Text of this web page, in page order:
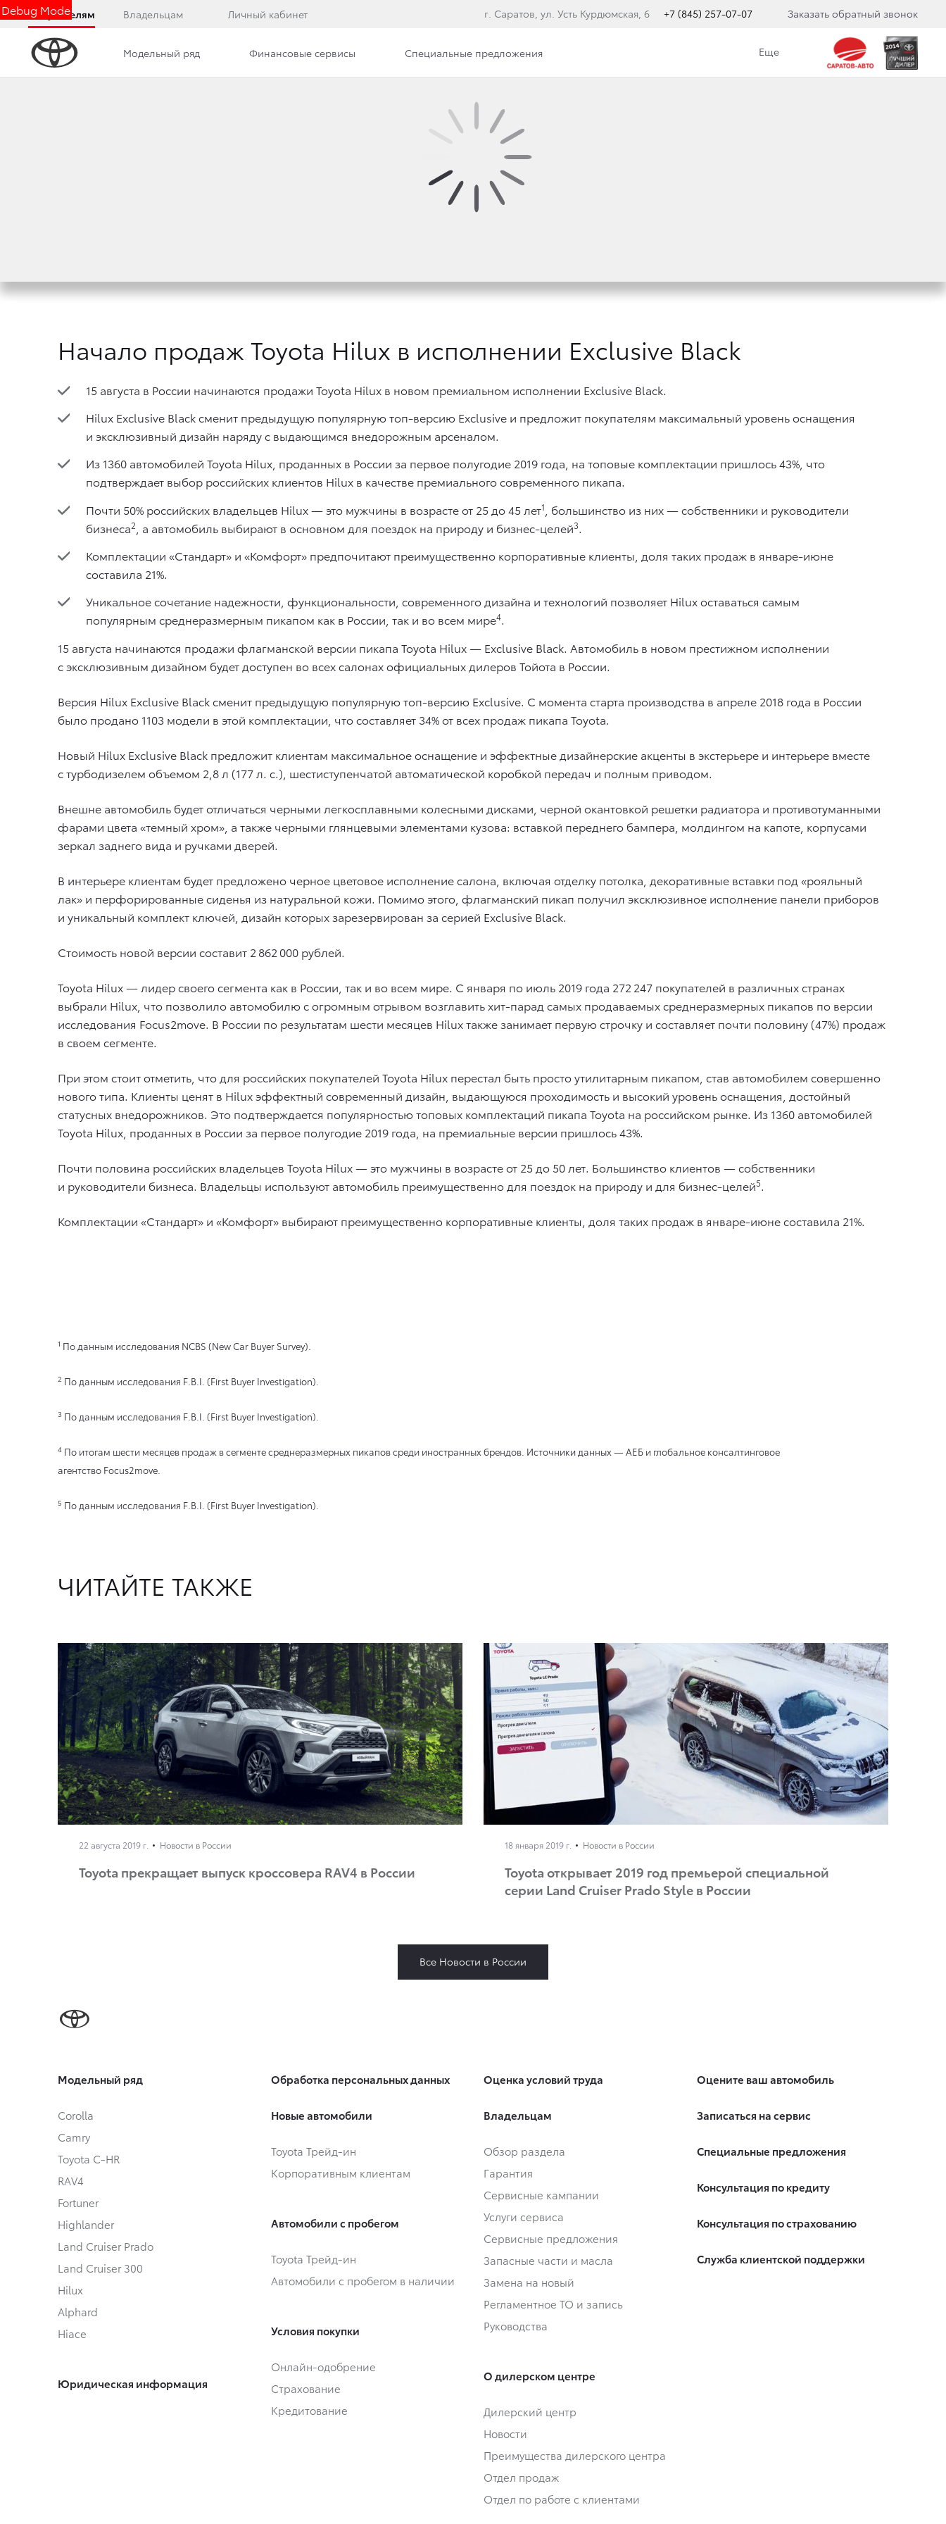
Debug Mode
Покупателям Владельцам Личный кабинет г. Саратов, ул. Усть Курдюмская, 6 +7 (845) 257-07-07 Заказать обратный звонок
Модельный ряд Финансовые сервисы Специальные предложения Еще
TOYOTA НАЧИНАЕТ ПРОДАЖИ ВОСТРЕБОВАННОЙ
ПРЕМИАЛЬНОЙ ВЕРСИИ HILUX EXCLUSIVE BLACK
Начало продаж Toyota Hilux в исполнении Exclusive Black
15 августа в России начинаются продажи Toyota Hilux в новом премиальном исполнении Exclusive Black.
Hilux Exclusive Black сменит предыдущую популярную топ-версию Exclusive и предложит покупателям максимальный уровень оснащения
и эксклюзивный дизайн наряду с выдающимся внедорожным арсеналом.
Из 1360 автомобилей Toyota Hilux, проданных в России за первое полугодие 2019 года, на топовые комплектации пришлось 43%, что
подтверждает выбор российских клиентов Hilux в качестве премиального современного пикапа.
Почти 50% российских владельцев Hilux — это мужчины в возрасте от 25 до 45 лет1
, большинство из них — собственники и руководители
бизнеса2 , а автомобиль выбирают в основном для поездок на природу и бизнес-целей3.
Комплектации «Стандарт» и «Комфорт» предпочитают преимущественно корпоративные клиенты, доля таких продаж в январе-июне
составила 21%.
Уникальное сочетание надежности, функциональности, современного дизайна и технологий позволяет Hilux оставаться самым
популярным среднеразмерным пикапом как в России, так и во всем мире4.
15 августа начинаются продажи флагманской версии пикапа Toyota Hilux — Exclusive Black. Автомобиль в новом престижном исполнении
с эксклюзивным дизайном будет доступен во всех салонах официальных дилеров Тойота в России.
Версия Hilux Exclusive Black сменит предыдущую популярную топ-версию Exclusive. С момента старта производства в апреле 2018 года в России
было продано 1103 модели в этой комплектации, что составляет 34% от всех продаж пикапа Toyota.
Новый Hilux Exclusive Black предложит клиентам максимальное оснащение и эффектные дизайнерские акценты в экстерьере и интерьере вместе
с турбодизелем объемом 2,8 л (177 л. с.), шестиступенчатой автоматической коробкой передач и полным приводом.
Внешне автомобиль будет отличаться черными легкосплавными колесными дисками, черной окантовкой решетки радиатора и противотуманными
фарами цвета «темный хром», а также черными глянцевыми элементами кузова: вставкой переднего бампера, молдингом на капоте, корпусами
зеркал заднего вида и ручками дверей.
В интерьере клиентам будет предложено черное цветовое исполнение салона, включая отделку потолка, декоративные вставки под «рояльный
лак» и перфорированные сиденья из натуральной кожи. Помимо этого, флагманский пикап получил эксклюзивное исполнение панели приборов
и уникальный комплект ключей, дизайн которых зарезервирован за серией Exclusive Black.
Стоимость новой версии составит 2 862 000 рублей.
Toyota Hilux — лидер своего сегмента как в России, так и во всем мире. С января по июль 2019 года 272 247 покупателей в различных странах
выбрали Hilux, что позволило автомобилю с огромным отрывом возглавить хит-парад самых продаваемых среднеразмерных пикапов по версии
исследования Focus2move. В России по результатам шести месяцев Hilux также занимает первую строчку и составляет почти половину (47%) продаж
в своем сегменте.
При этом стоит отметить, что для российских покупателей Toyota Hilux перестал быть просто утилитарным пикапом, став автомобилем совершенно
нового типа. Клиенты ценят в Hilux эффектный современный дизайн, выдающуюся проходимость и высокий уровень оснащения, достойный
статусных внедорожников. Это подтверждается популярностью топовых комплектаций пикапа Toyota на российском рынке. Из 1360 автомобилей
Toyota Hilux, проданных в России за первое полугодие 2019 года, на премиальные версии пришлось 43%.
Почти половина российских владельцев Toyota Hilux — это мужчины в возрасте от 25 до 50 лет. Большинство клиентов — собственники
и руководители бизнеса. Владельцы используют автомобиль преимущественно для поездок на природу и для бизнес-целей5.
Комплектации «Стандарт» и «Комфорт» выбирают преимущественно корпоративные клиенты, доля таких продаж в январе-июне составила 21%.
1 По данным исследования NCBS (New Car Buyer Survey).
2 По данным исследования F.B.I. (First Buyer Investigation).
3 По данным исследования F.B.I. (First Buyer Investigation).
4 По итогам шести месяцев продаж в сегменте среднеразмерных пикапов среди иностранных брендов. Источники данных — АЕБ и глобальное консалтинговое
агентство Focus2move.
5 По данным исследования F.B.I. (First Buyer Investigation).
ЧИТАЙТЕ ТАКЖЕ
22 августа 2019 г. Новости в России
Toyota прекращает выпуск кроссовера RAV4 в России
18 января 2019 г. Новости в России
Toyota открывает 2019 год премьерой специальной
серии Land Cruiser Prado Style в России
Все Новости в России
Модельный ряд
Corolla
Camry
Toyota C-HR
RAV4
Fortuner
Highlander
Land Cruiser Prado
Land Cruiser 300
Hilux
Alphard
Hiace
Юридическая информация
Обработка персональных данных
Новые автомобили
Toyota Трейд-ин
Корпоративным клиентам
Автомобили с пробегом
Toyota Трейд-ин
Автомобили с пробегом в наличии
Условия покупки
Онлайн-одобрение
Страхование
Кредитование
Оценка условий труда
Владельцам
Обзор раздела
Гарантия
Сервисные кампании
Услуги сервиса
Сервисные предложения
Запасные части и масла
Замена на новый
Регламентное ТО и запись
Руководства
О дилерском центре
Дилерский центр
Новости
Преимущества дилерского центра
Отдел продаж
Отдел по работе с клиентами
Оцените ваш автомобиль
Записаться на сервис
Специальные предложения
Консультация по кредиту
Консультация по страхованию
Служба клиентской поддержки